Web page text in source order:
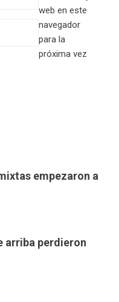
web en este
navegador
para la
próxima vez
empezaron a
arriba perdieron